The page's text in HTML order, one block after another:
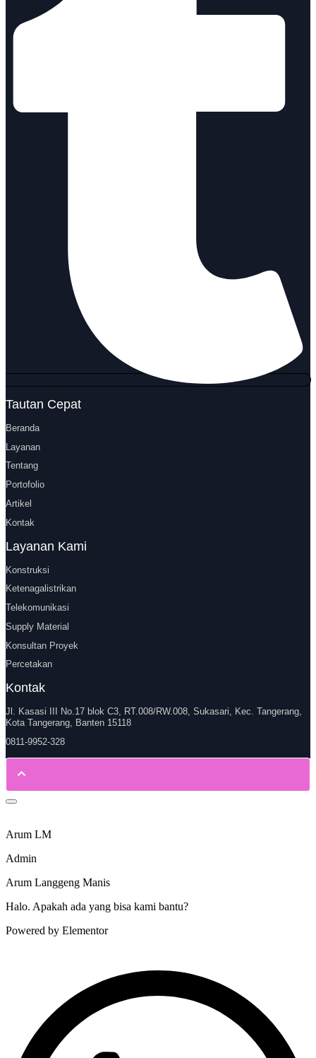
Tautan Cepat
Beranda
Layanan
Tentang
Portofolio
Artikel
Kontak
Layanan Kami
Konstruksi
Ketenagalistrikan
Telekomunikasi
Supply Material
Konsultan Proyek
Percetakan
Kontak
Jl. Kasasi III No.17 blok C3, RT.008/RW.008, Sukasari, Kec. Tangerang,
Kota Tangerang, Banten 15118
0811-9952-328
Arum LM
Admin
Arum Langgeng Manis
Halo. Apakah ada yang bisa kami bantu?
Powered by Elementor